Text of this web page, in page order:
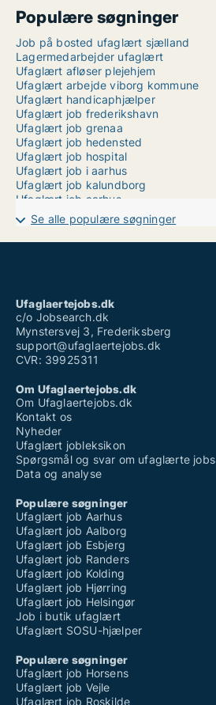
Populære søgninger
Job på bosted ufaglært sjælland
Lagermedarbejder ufaglært
Ufaglært afløser plejehjem
Ufaglært arbejde viborg kommune
Ufaglært handicaphjælper
Ufaglært job frederikshavn
Ufaglært job grenaa
Ufaglært job hedensted
Ufaglært job hospital
Ufaglært job i aarhus
Ufaglært job kalundborg
Ufaglært job aarhus
Ufaglært jobs
Ufaglært ledige stillinger
Ufaglært operatør novo nordisk
Ufaglært receptionist løn
Ufaglært vicevært løn
Se alle populære søgninger
Ufaglaertejobs.dk
c/o Jobsearch.dk
Mynstersvej 3, Frederiksberg
support@ufaglaertejobs.dk
CVR: 39925311
Om Ufaglaertejobs.dk
Om Ufaglaertejobs.dk
Kontakt os
Nyheder
Ufaglært jobleksikon
Spørgsmål og svar om ufaglærte jobs
Data og analyse
Populære søgninger
Ufaglært job Aarhus
Ufaglært job Aalborg
Ufaglært job Esbjerg
Ufaglært job Randers
Ufaglært job Kolding
Ufaglært job Hjørring
Ufaglært job Helsingør
Job i butik ufaglært
Ufaglært SOSU-hjælper
Populære søgninger
Ufaglært job Horsens
Ufaglært job Vejle
Ufaglært job Roskilde